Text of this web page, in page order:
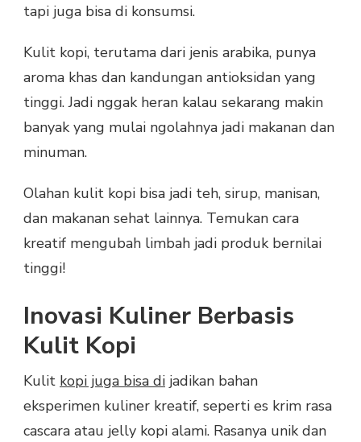
tapi juga bisa di konsumsi.
Kulit kopi, terutama dari jenis arabika, punya
aroma khas dan kandungan antioksidan yang
tinggi. Jadi nggak heran kalau sekarang makin
banyak yang mulai ngolahnya jadi makanan dan
minuman.
Olahan kulit kopi bisa jadi teh, sirup, manisan,
dan makanan sehat lainnya. Temukan cara
kreatif mengubah limbah jadi produk bernilai
tinggi!
Inovasi Kuliner Berbasis
Kulit Kopi
Kulit kopi juga bisa di jadikan bahan
eksperimen kuliner kreatif, seperti es krim rasa
cascara atau jelly kopi alami. Rasanya unik dan